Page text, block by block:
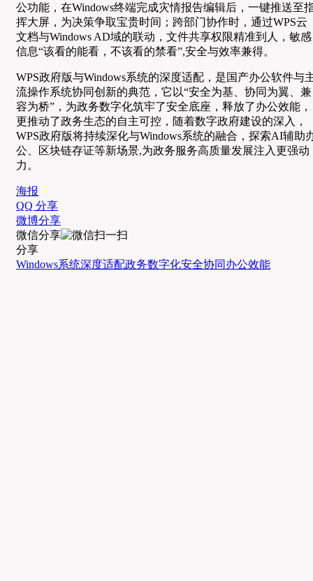
公功能，在Windows终端完成灾情报告编辑后，一键推送至
挥大屏，为决策争取宝贵时间；跨部门协作时，通过WPS云
文档与Windows AD域的联动，文件共享权限精准到人，敏感
信息“该看的能看，不该看的禁看”,安全与效率兼得。
WPS政府版与Windows系统的深度适配，是国产办公软件与
流操作系统协同创新的典范，它以“安全为基、协同为翼、兼
容为桥”，为政务数字化筑牢了安全底座，释放了办公效能，
更推动了政务生态的自主可控，随着数字政府建设的深入，
WPS政府版将持续深化与Windows系统的融合，探索AI辅助
公、区块链存证等新场景,为政务服务高质量发展注入更强动
力。
海报
QQ 分享
微博分享
微信分享
分享
Windows系统深度适配政务数字化安全协同办公效能